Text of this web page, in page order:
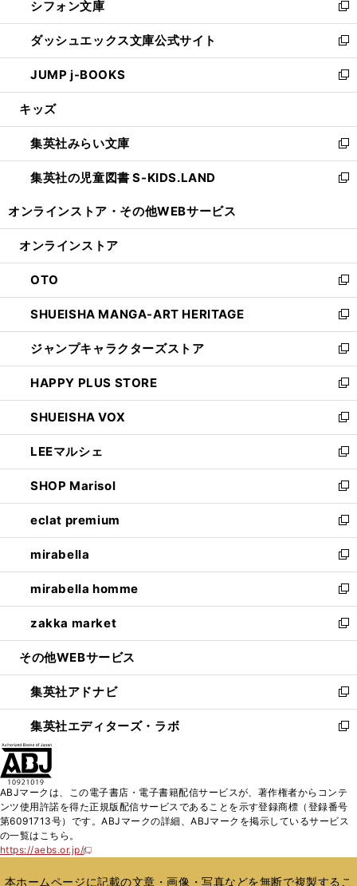
く
で
開
く
ィ
ン
ド
ウ
で
開
い
ウ
ィ
ン
ド
ウ
開
く
シフォン文庫
新
し
い
ウ
ィ
ン
ウ
で
開
く
ダッシュエックス文庫公式サイト
新
し
い
ウ
ン
ド
ウ
で
JUMP j-BOOKS
新
し
ウ
ィ
ン
ド
開
キッズ
集英社みらい文庫
新
し
い
ン
ウ
で
開
く
集英社の児童図書 S-KIDS.LAND
新
ウ
ン
ド
ウ
で
開
く
オンラインストア・ その他WEBサービス
オンラインストア
OTO
新
し
い
ウ
ィ
ン
ド
ウ
で
開
く
SHUEISHA MANGA-ART HERITAGE
新
し
い
ウ
ィ
ン
ド
ウ
で
開
く
ジャンプキャラクターズストア
新
し
い
ウ
ィ
ン
ド
ウ
で
開
く
HAPPY PLUS STORE
新
し
い
ウ
ィ
ン
ド
ウ
で
開
く
SHUEISHA VOX
新
し
い
ウ
ィ
ン
ド
ウ
で
開
く
LEEマルシェ
新
し
い
ウ
ィ
ン
ド
ウ
で
開
く
SHOP Marisol
新
し
い
ウ
ィ
ン
ド
ウ
で
開
eclat premium
新
し
い
ウ
ィ
ン
ド
ウ
開
く
mirabella
新
し
い
ウ
ィ
ン
ウ
で
開
く
mirabella homme
新
し
い
ウ
ン
ド
ウ
で
zakka market
新
し
ウ
ィ
ン
ド
く
その他WEBサービス
集英社アドナビ
新
し
い
ド
ウ
で
集英社エディターズ・ラボ
新
ィ
ン
ド
開
ABJマークは、この電子書店・電子書籍配信サービスが、著作権者からコンテ
ンツ使用許諾を得た正規版配信サービスであることを示す登録商標（登録番号
第6091713号）です。ABJマークの詳細、ABJマークを掲示しているサービス
の一覧はこちら。
https://aebs.or.jp/
新
い
本ホームページに記載の文章・画像・写真などを無断で複製するこ